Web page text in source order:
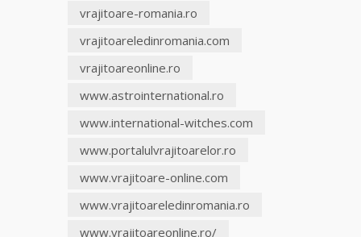
vrajitoare-romania.ro
vrajitoareledinromania.com
vrajitoareonline.ro
www.astrointernational.ro
www.international-witches.com
www.portalulvrajitoarelor.ro
www.vrajitoare-online.com
www.vrajitoareledinromania.ro
www.vrajitoareonline.ro/